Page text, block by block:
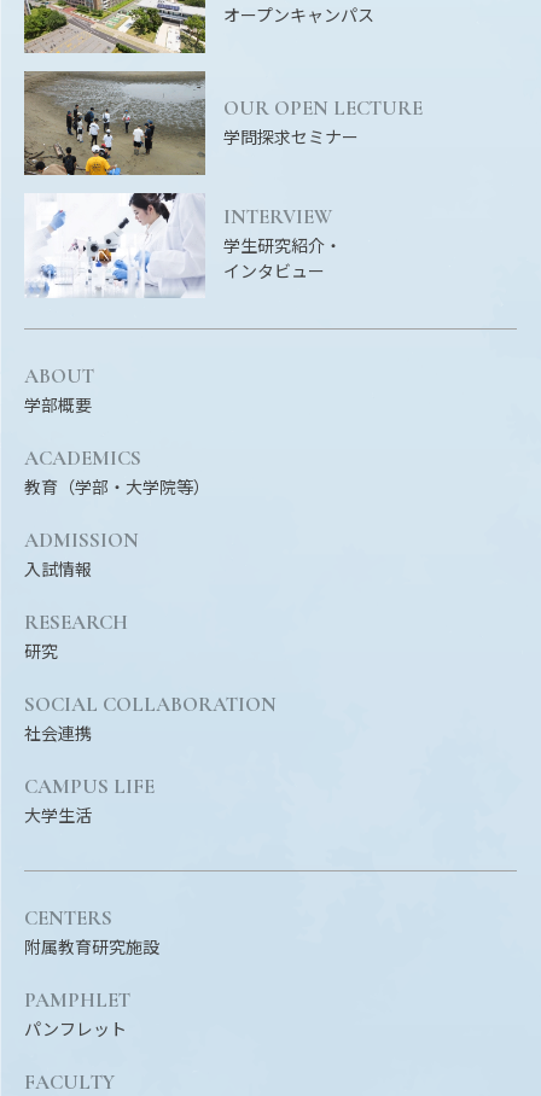
〒514-8507
Facebook
X YouTube
オープンキャンパス
OUR OPEN LECTURE
学問探求セミナー
INTERVIEW
学生研究紹介・
インタビュー
ABOUT
学部概要
ACADEMICS
教育（学部・大学院等）
ADMISSION
入試情報
RESEARCH
研究
SOCIAL COLLABORATION
社会連携
CAMPUS LIFE
大学生活
CENTERS
附属教育研究施設
PAMPHLET
パンフレット
FACULTY